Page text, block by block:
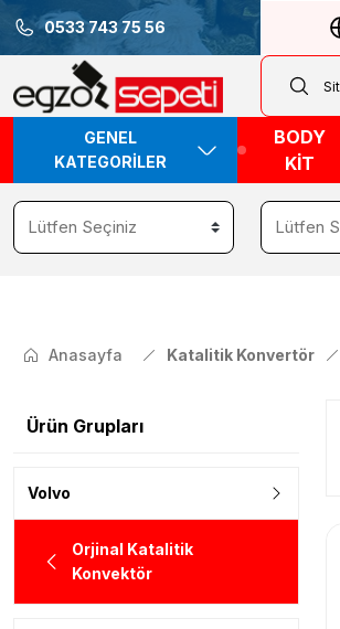
0533 743 75 56
GENEL
KATEGORİLER
BODY
KİT
Anasayfa Katalitik Konvertör
Ürün Grupları
Volvo
Orjinal Katalitik
Konvektör